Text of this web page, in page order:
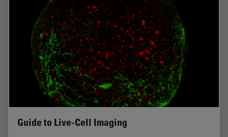
Guide to Live-Cell Imaging